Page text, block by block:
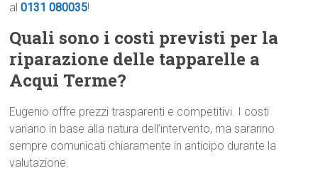
al0131 080035!
Quali sono i costi previsti per la
riparazione delle tapparelle a
Acqui Terme?
Eugenio offre prezzi trasparenti e competitivi. I costi
variano in base alla natura dell’intervento, ma saranno
sempre comunicati chiaramente in anticipo durante la
valutazione.